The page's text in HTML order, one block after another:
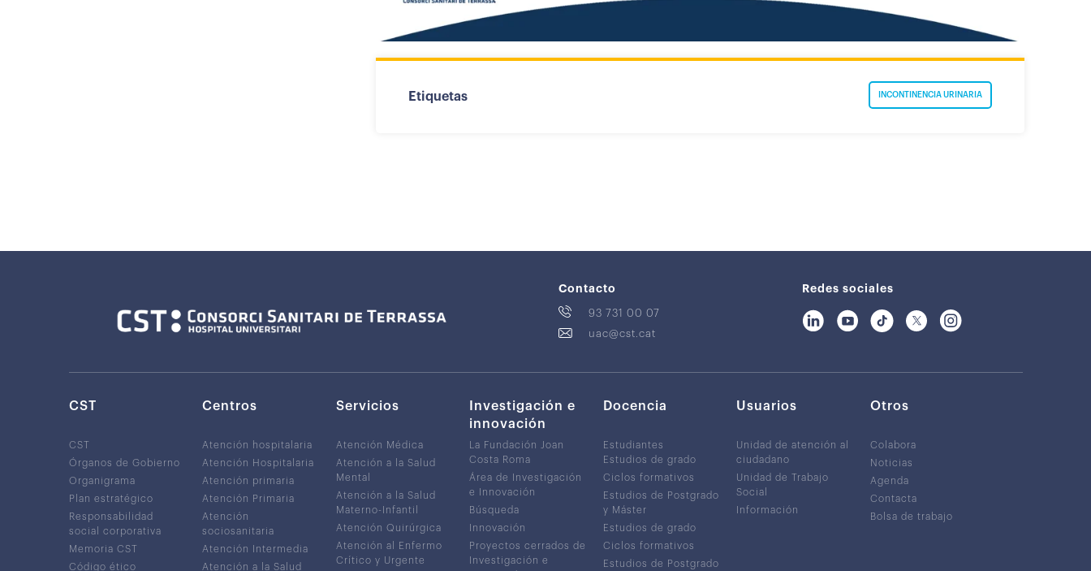
Etiquetas INCONTINENCIA URINARIA
Contacto
93 731 00 07
uac@cst.cat
Redes sociales
CST
CST
Órganos de Gobierno
Organigrama
Plan estratégico
Responsabilidad
social corporativa
Memoria CST
Código ético
Centros
Atención hospitalaria
Atención Hospitalaria
Atención primaria
Atención Primaria
Atención
sociosanitaria
Atención Intermedia
Atención a la Salud
Servicios
Atención Médica
Atención a la Salud
Mental
Atención a la Salud
Materno-Infantil
Atención Quirúrgica
Atención al Enfermo
Crítico y Urgente
Investigación e
innovación
La Fundación Joan
Costa Roma
Área de Investigación
e Innovación
Búsqueda
Innovación
Proyectos cerrados de
Investigación e
Docencia
Estudiantes
Estudios de grado
Ciclos formativos
Estudios de Postgrado
y Máster
Estudios de grado
Ciclos formativos
Estudios de Postgrado
Usuarios
Unidad de atención al
ciudadano
Unidad de Trabajo
Social
Información
Otros
Colabora
Noticias
Agenda
Contacta
Bolsa de trabajo